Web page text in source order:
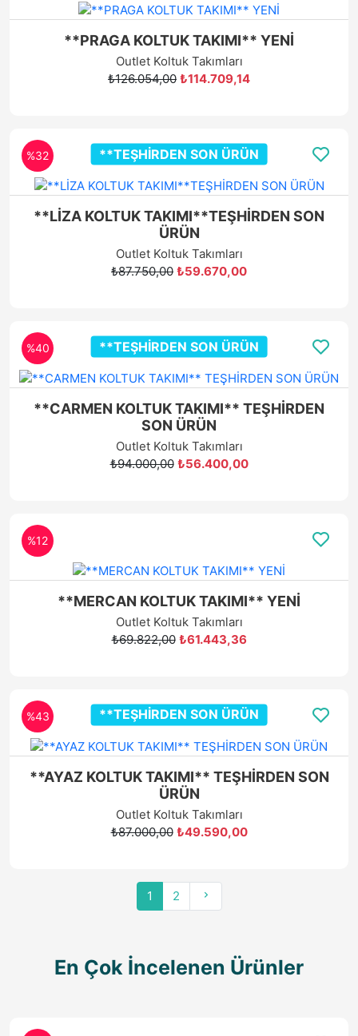
**PRAGA KOLTUK TAKIMI** YENİ
Outlet Koltuk Takımları
₺126.054,00 ₺114.709,14
%32 **TEŞHİRDEN SON ÜRÜN
**LİZA KOLTUK TAKIMI**TEŞHİRDEN SON
ÜRÜN
Outlet Koltuk Takımları
₺87.750,00 ₺59.670,00
%40 **TEŞHİRDEN SON ÜRÜN
**CARMEN KOLTUK TAKIMI** TEŞHİRDEN
SON ÜRÜN
Outlet Koltuk Takımları
₺94.000,00 ₺56.400,00
%12
**MERCAN KOLTUK TAKIMI** YENİ
Outlet Koltuk Takımları
₺69.822,00 ₺61.443,36
%43 **TEŞHİRDEN SON ÜRÜN
**AYAZ KOLTUK TAKIMI** TEŞHİRDEN SON
ÜRÜN
Outlet Koltuk Takımları
₺87.000,00 ₺49.590,00
1 2
En Çok İncelenen Ürünler